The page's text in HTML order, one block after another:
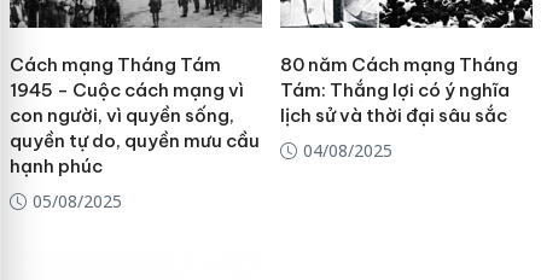
Cách mạng Tháng Tám
1945 - Cuộc cách mạng vì
con người, vì quyền sống,
quyền tự do, quyền mưu cầu
hạnh phúc
05/08/2025
80 năm Cách mạng Tháng
Tám: Thắng lợi có ý nghĩa
lịch sử và thời đại sâu sắc
04/08/2025